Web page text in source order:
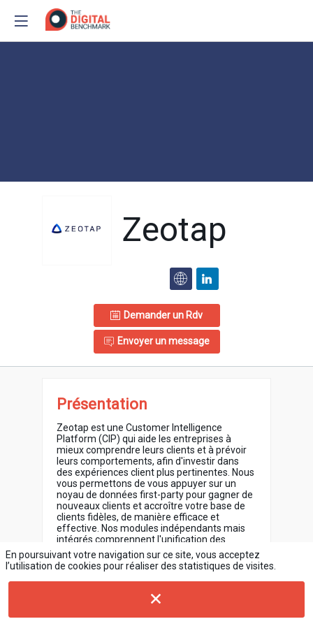
Zeotap
Demander un Rdv
Envoyer un message
Présentation
Zeotap est une Customer Intelligence
Platform (CIP) qui aide les entreprises à
mieux comprendre leurs clients et à prévoir
leurs comportements, afin d'investir dans
des expériences client plus pertinentes. Nous
vous permettons de vous appuyer sur un
noyau de données first-party pour gagner de
nouveaux clients et accroître votre base de
clients fidèles, de manière efficace et
effective. Nos modules indépendants mais
intégrés comprennent l'unification des
données clients, la résolution d'identité,
l'enrichissement, l'analyse et l'activation de
plus de 100 partenaires dans l'écosystème
marketing.
2014
En poursuivant votre navigation sur ce site, vous acceptez
l’utilisation de cookies pour réaliser des statistiques de visites.